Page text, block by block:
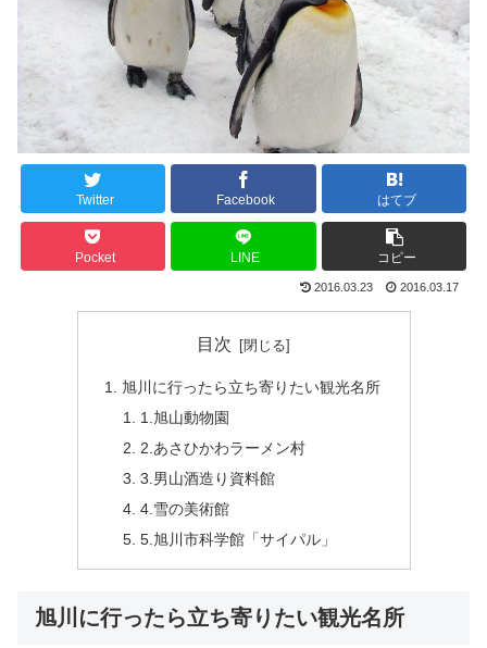
Twitter Facebook はてブ
Pocket LINE コピー
2016.03.23 2016.03.17
目次
旭川に行ったら立ち寄りたい観光名所
1.旭山動物園
2.あさひかわラーメン村
3.男山酒造り資料館
4.雪の美術館
5.旭川市科学館「サイパル」
旭川に行ったら立ち寄りたい観光名所